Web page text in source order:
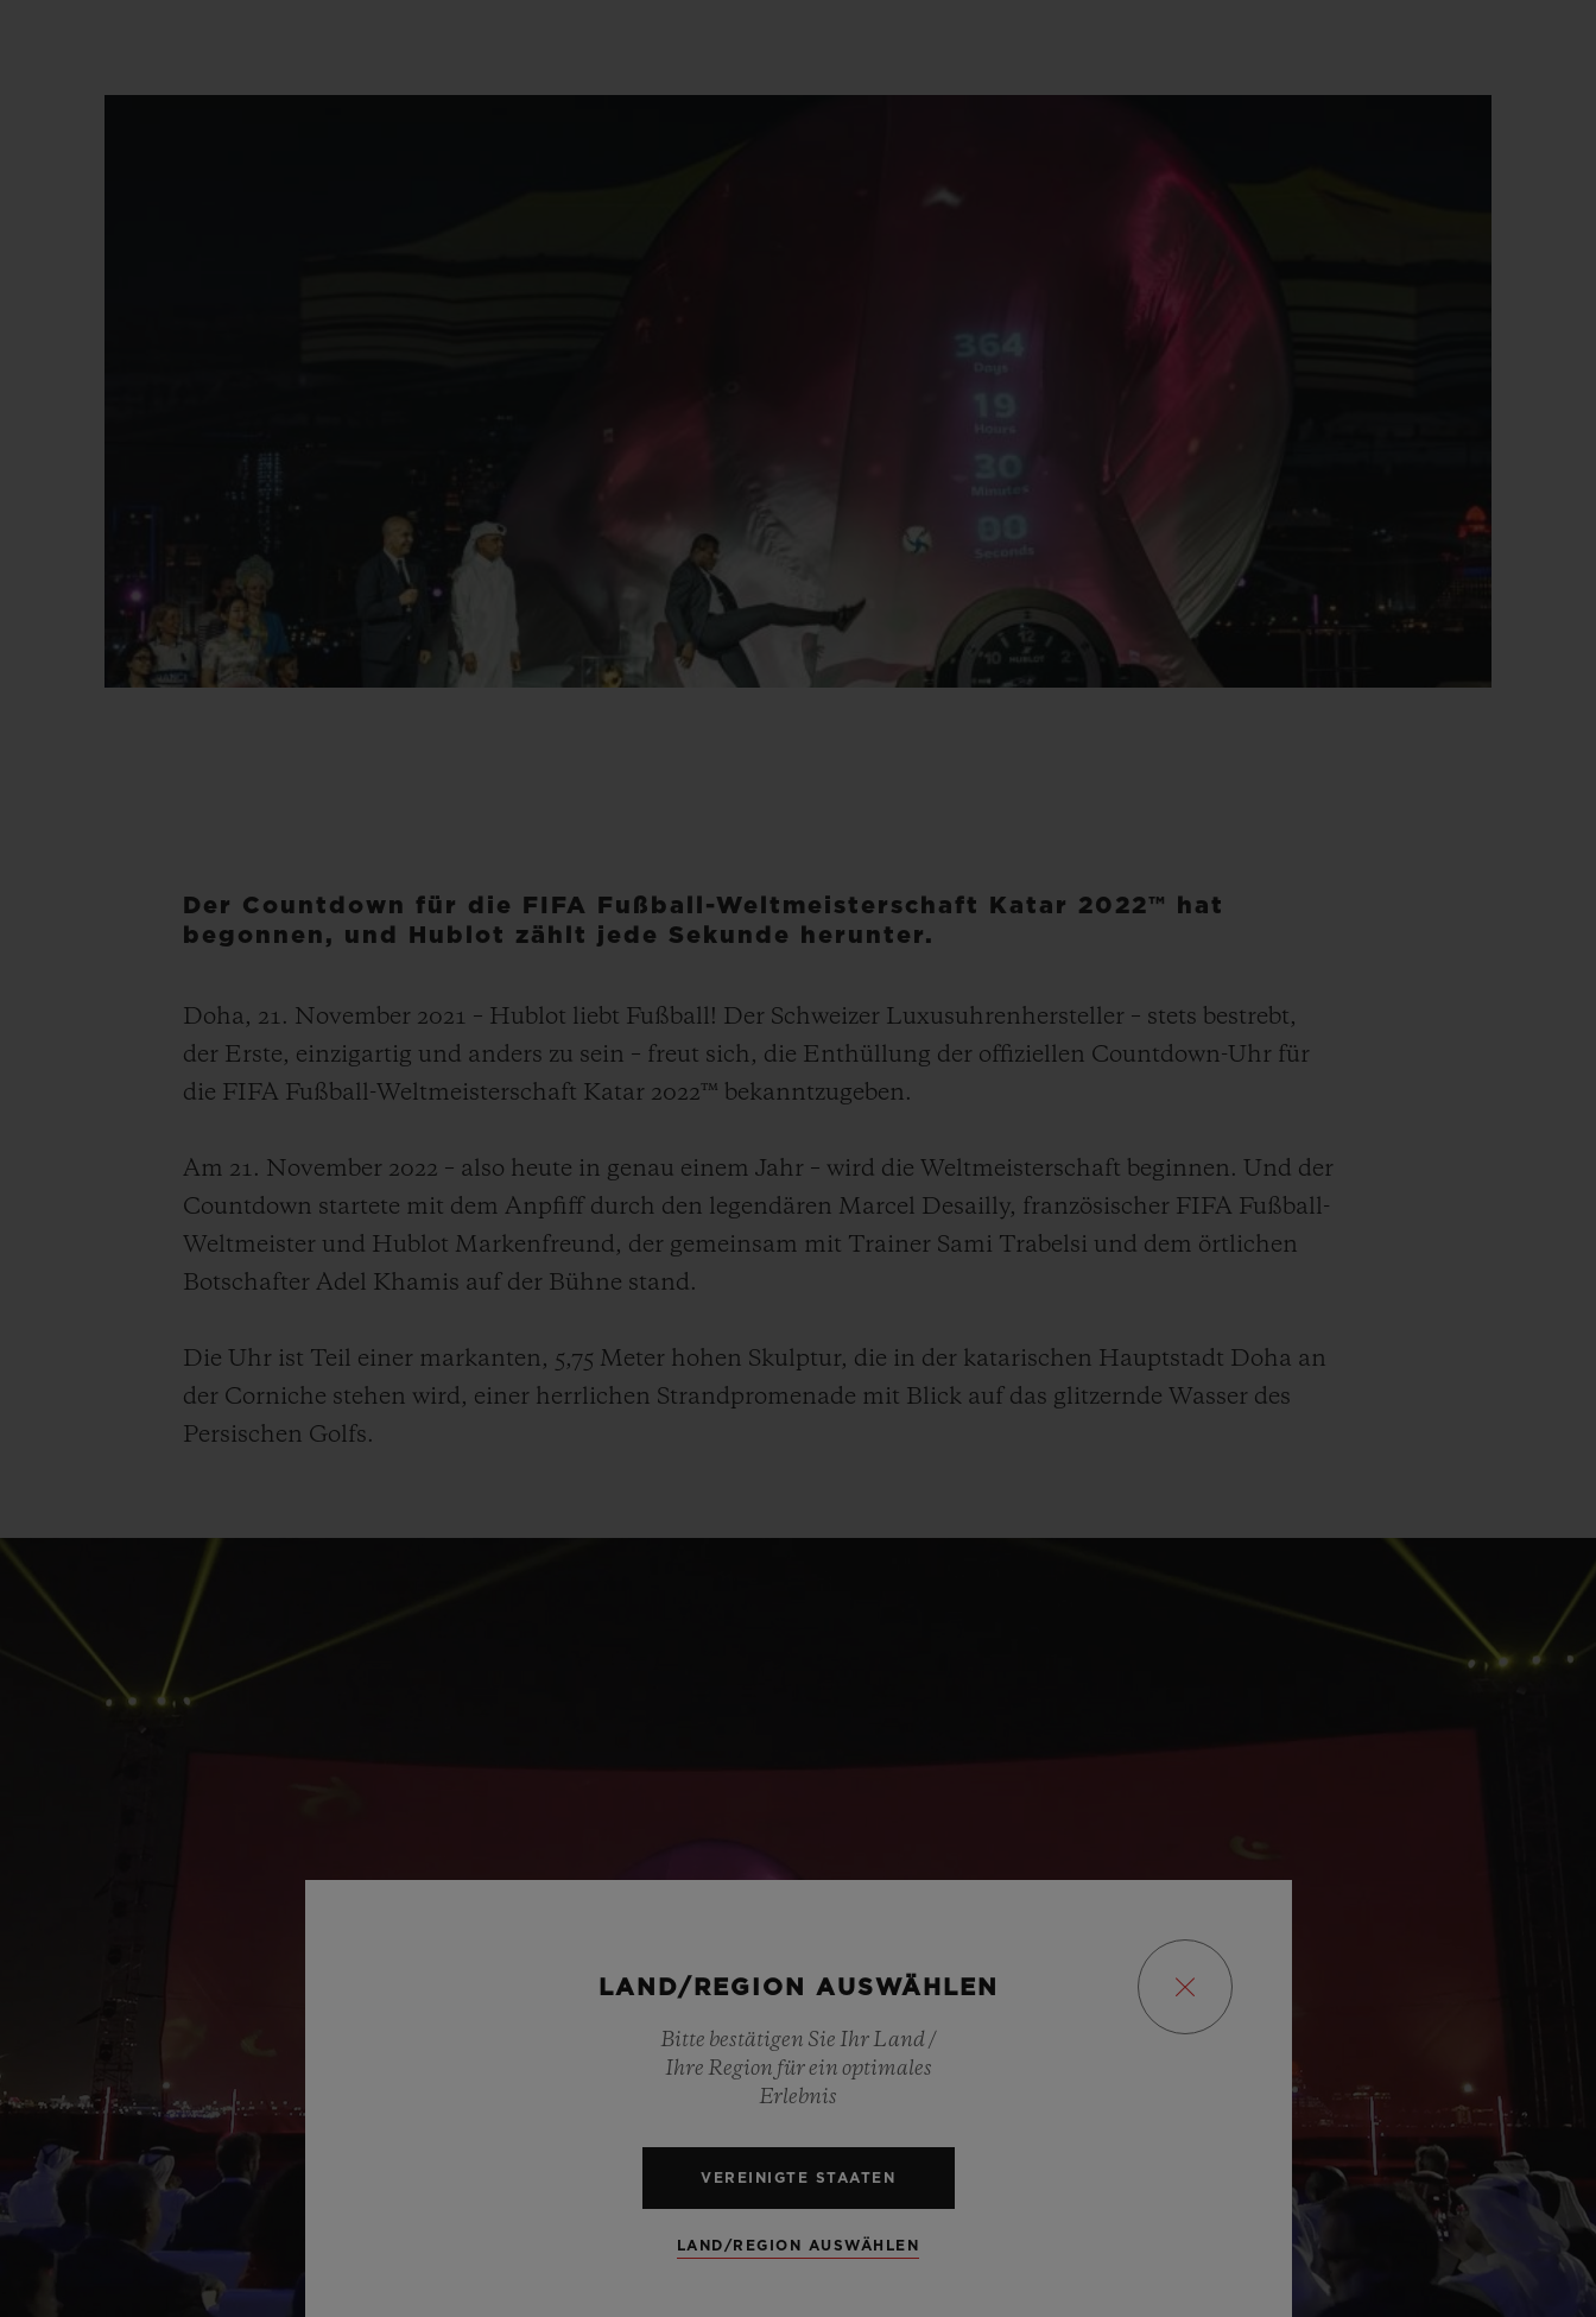
Der Countdown für die FIFA Fußball-Weltmeisterschaft Katar 2022™ hat
begonnen, und Hublot zählt jede Sekunde herunter.
Doha, 21. November 2021 – Hublot liebt Fußball! Der Schweizer Luxusuhrenhersteller – stets bestrebt,
der Erste, einzigartig und anders zu sein – freut sich, die Enthüllung der offiziellen Countdown-Uhr für
die FIFA Fußball-Weltmeisterschaft Katar 2022™ bekanntzugeben.
Am 21. November 2022 – also heute in genau einem Jahr – wird die Weltmeisterschaft beginnen. Und der
Countdown startete mit dem Anpfiff durch den legendären Marcel Desailly, französischer FIFA Fußball-
Weltmeister und Hublot Markenfreund, der gemeinsam mit Trainer Sami Trabelsi und dem örtlichen
Botschafter Adel Khamis auf der Bühne stand.
Die Uhr ist Teil einer markanten, 5,75 Meter hohen Skulptur, die in der katarischen Hauptstadt Doha an
der Corniche stehen wird, einer herrlichen Strandpromenade mit Blick auf das glitzernde Wasser des
Persischen Golfs.
Play
Video
LAND/REGION AUSWÄHLEN
Bitte bestätigen Sie Ihr Land /
Ihre Region für ein optimales
Erlebnis
VEREINIGTE STAATEN
LAND/REGION AUSWÄHLEN